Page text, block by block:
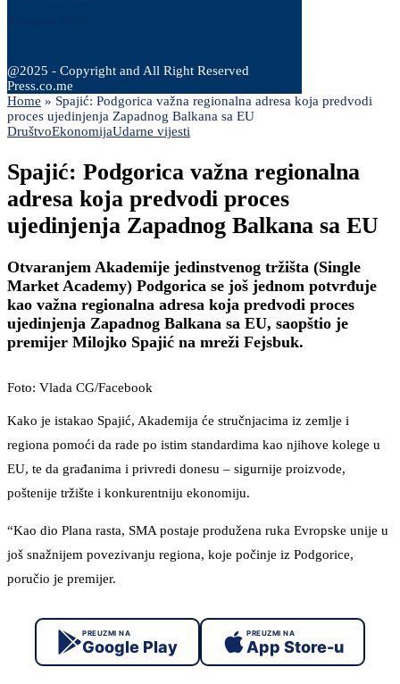
@2025 - Copyright and All Right Reserved
Press.co.me
Home » Spajić: Podgorica važna regionalna adresa koja predvodi
proces ujedinjenja Zapadnog Balkana sa EU
DruštvoEkonomijaUdarne vijesti
Spajić: Podgorica važna regionalna
adresa koja predvodi proces
ujedinjenja Zapadnog Balkana sa EU
Otvaranjem Akademije jedinstvenog tržišta (Single
Market Academy) Podgorica se još jednom potvrđuje
kao važna regionalna adresa koja predvodi proces
ujedinjenja Zapadnog Balkana sa EU, saopštio je
premijer Milojko Spajić na mreži Fejsbuk.
Foto: Vlada CG/Facebook
Kako je istakao Spajić, Akademija će stručnjacima iz zemlje i
regiona pomoći da rade po istim standardima kao njihove kolege u
EU, te da građanima i privredi donesu – sigurnije proizvode,
poštenije tržište i konkurentniju ekonomiju.
“Kao dio Plana rasta, SMA postaje produžena ruka Evropske unije u
još snažnijem povezivanju regiona, koje počinje iz Podgorice,
poručio je premijer.
PREUZMI NA
Google Play
PREUZMI NA
App Store-u